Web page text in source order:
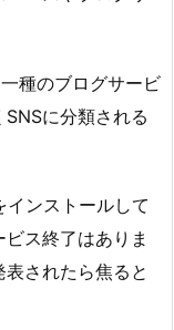
一種のブログサービ
に分類される
ンストールして
ス終了はありま
されたら焦ると